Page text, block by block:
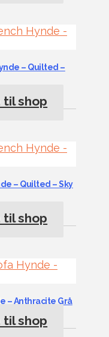
– Quilted –
til shop
– Quilted – Sky
til shop
– Anthracite Grå
til shop